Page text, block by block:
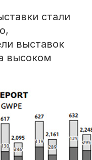
стали
выставок
высоком